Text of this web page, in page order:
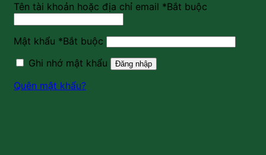
Tên tài khoản hoặc địa chỉ email *Bắt buộc
Mật khẩu *Bắt buộc
Ghi nhớ mật khẩu
Đăng nhập
Quên mật khẩu?